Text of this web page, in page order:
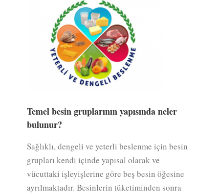
Temel besin gruplarının yapısında neler
bulunur?
Sağlıklı, dengeli ve yeterli beslenme için besin
grupları kendi içinde yapısal olarak ve
vücuttaki işleyişlerine göre beş besin öğesine
ayrılmaktadır. Besinlerin tüketiminden sonra